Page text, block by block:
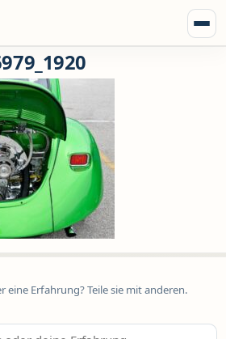
eine Erfahrung? Teile sie mit anderen.